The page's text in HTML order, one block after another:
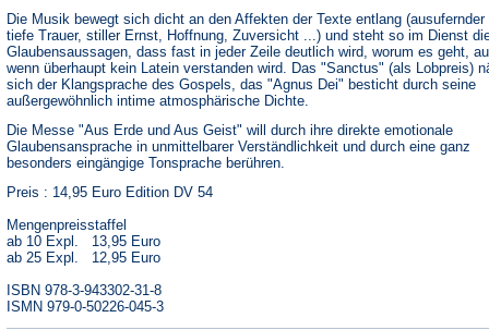
Die Musik bewegt sich dicht an den Affekten der Texte entlang (ausufernder
tiefe Trauer, stiller Ernst, Hoffnung, Zuversicht ...) und steht so im Dienst
Glaubensaussagen, dass fast in jeder Zeile deutlich wird, worum es geht,
wenn überhaupt kein Latein verstanden wird. Das "Sanctus" (als Lobpreis)
sich der Klangsprache des Gospels, das "Agnus Dei" besticht durch seine
außergewöhnlich intime atmosphärische Dichte.
Die Messe "Aus Erde und Aus Geist" will durch ihre direkte emotionale
Glaubensansprache in unmittelbarer Verständlichkeit und durch eine ganz
besonders eingängige Tonsprache berühren.
Preis : 14,95 Euro Edition DV 54
Mengenpreisstaffel
ab 10 Expl. 13,95 Euro
ab 25 Expl. 12,95 Euro
ISBN 978-3-943302-31-8
ISMN 979-0-50226-045-3